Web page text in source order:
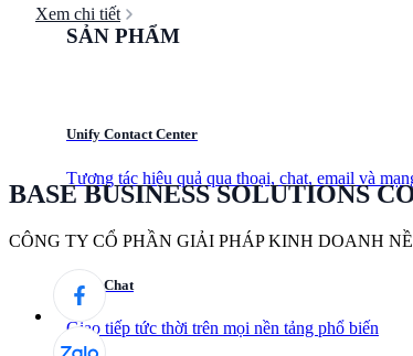
SẢN PHẨM
Unify Contact Center
Tương tác hiệu quả qua thoại, chat, email và
Unify Chat
Giao tiếp tức thời trên mọi nền tảng phổ biến
Xem chi tiết
BASE BUSINESS SOLUTIONS
CÔNG TY CỔ PHẦN GIẢI PHÁP KINH DOANH